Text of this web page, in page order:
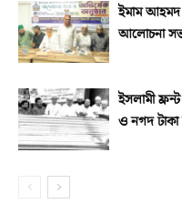
ইমাম আহমদ
আলোচনা
ইসলামী
ও নগদ টাকা